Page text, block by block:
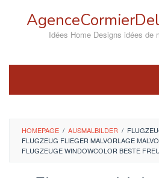
Idées Home Designs idées de
HOMEPAGE / AUSMALBILDER /
FLUGZEUG FLIEGER MALVORLAGE
FLUGZEUGE WINDOWCOLOR BESTE